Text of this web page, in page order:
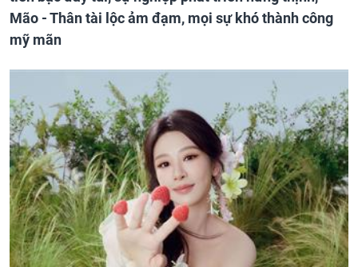
Mão - Thân tài lộc ảm đạm, mọi sự khó thành công
mỹ mãn